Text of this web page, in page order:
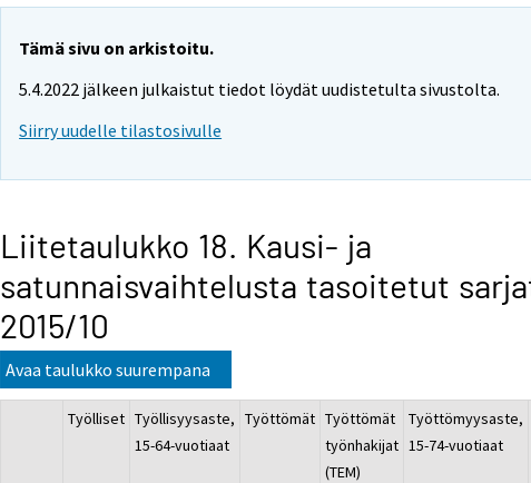
Tämä sivu on arkistoitu.
5.4.2022 jälkeen julkaistut tiedot löydät uudistetulta sivustolta.
Siirry uudelle tilastosivulle
Liitetaulukko 18. Kausi- ja
satunnaisvaihtelusta tasoitetut
2015/10
Avaa taulukko suurempana
Työlliset Työllisyysaste,
15-64-vuotiaat
Työttömät Työttömät
työnhakijat
(TEM)
Työttömyysaste,
15-74-vuotiaat